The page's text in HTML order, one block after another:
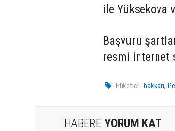
ile Yüksekova
Başvuru
resmi internet
Etiketler : hakkari,
HABERE YORUM KAT